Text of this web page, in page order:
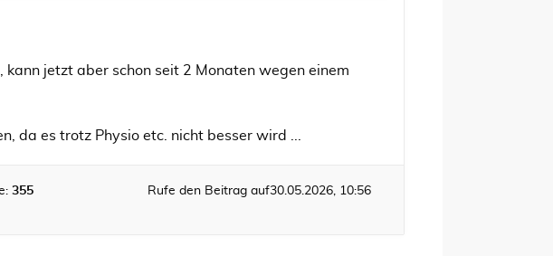
jetzt aber schon seit 2 Monaten wegen einem
da es trotz Physio etc. nicht besser wird ...
355 30.05.2026, 10:56
Rufe den Beitrag auf